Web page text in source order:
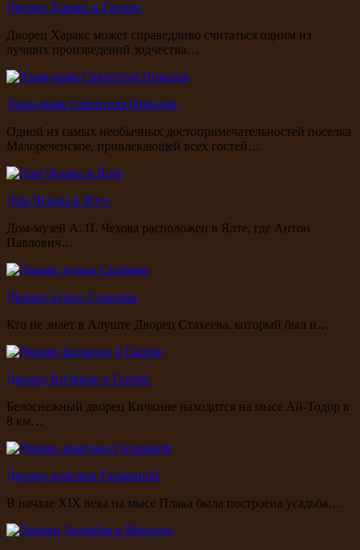
Дворец Харакс в Гаспре
Дворец Харакс может справедливо считаться одним из
лучших произведений зодчества…
Храм-маяк Святителя Николая
Одной из самых необычных достопримечательностей поселка
Малореченское, привлекающей всех гостей…
Дом Чехова в Ялте
Дом-музей А. П. Чехова расположен в Ялте, где Антон
Павлович…
Дворец купца Стахеева
Кто не знает в Алуште Дворец Стахеева, который был и…
Дворец Кичкине в Гаспре
Белоснежный дворец Кичкине находится на мысе Ай-Тодор в
8 км…
Дворец княгини Гагариной
В начале XIX века на мысе Плака была построена усадьба…